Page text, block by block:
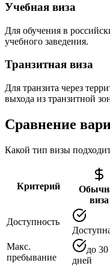
Учебная виза
Для обучения в
учебного заведения.
Транзитная виза
Для транзита через
выхода из транзитной
Сравнение
Какой тип визы
Критерий
виза
Доступность
Макс.
пребывание
до 30
дней